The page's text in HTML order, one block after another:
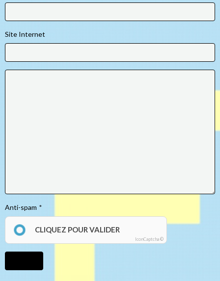
Site Internet
Anti-spam
CLIQUEZ POUR VALIDER
IconCaptcha ©